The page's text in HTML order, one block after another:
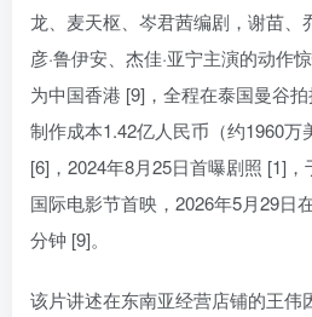
龙、麦天枢、岑君茜编剧，谢苗、
彦·鲁伊安、杰佳·亚宁主演的动作
为中国香港 [9]，全程在泰国曼谷
制作成本1.42亿人民币（约1960万
[6]，2024年8月25日首曝剧照 [1]
国际电影节首映，2026年5月29日
分钟 [9]。
该片讲述在东南亚经营店铺的王伟